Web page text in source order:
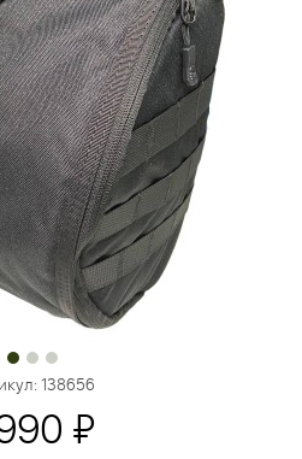
138656
₽